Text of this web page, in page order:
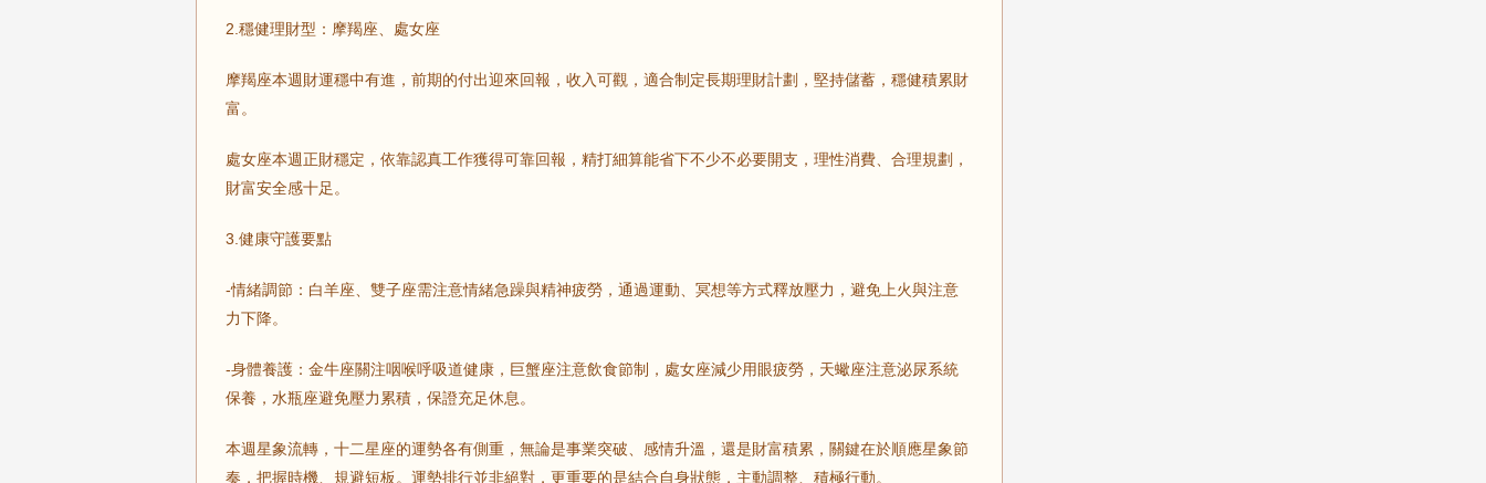
2.穩健理財型：摩羯座、處女座
摩羯座本週財運穩中有進，前期的付出迎來回報，收入可觀，適合制定長期理財計劃，堅持儲蓄，穩健積累財
富。
處女座本週正財穩定，依靠認真工作獲得可靠回報，精打細算能省下不少不必要開支，理性消費、合理規劃，
財富安全感十足。
3.健康守護要點
-情緒調節：白羊座、雙子座需注意情緒急躁與精神疲勞，通過運動、冥想等方式釋放壓力，避免上火與注意
力下降。
-身體養護：金牛座關注咽喉呼吸道健康，巨蟹座注意飲食節制，處女座減少用眼疲勞，天蠍座注意泌尿系統
保養，水瓶座避免壓力累積，保證充足休息。
本週星象流轉，十二星座的運勢各有側重，無論是事業突破、感情升溫，還是財富積累，關鍵在於順應星象節
奏，把握時機、規避短板。運勢排行並非絕對，更重要的是結合自身狀態，主動調整、積極行動。